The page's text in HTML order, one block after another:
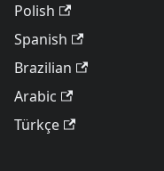
Polish
Spanish
Brazilian
Arabic
Türkçe